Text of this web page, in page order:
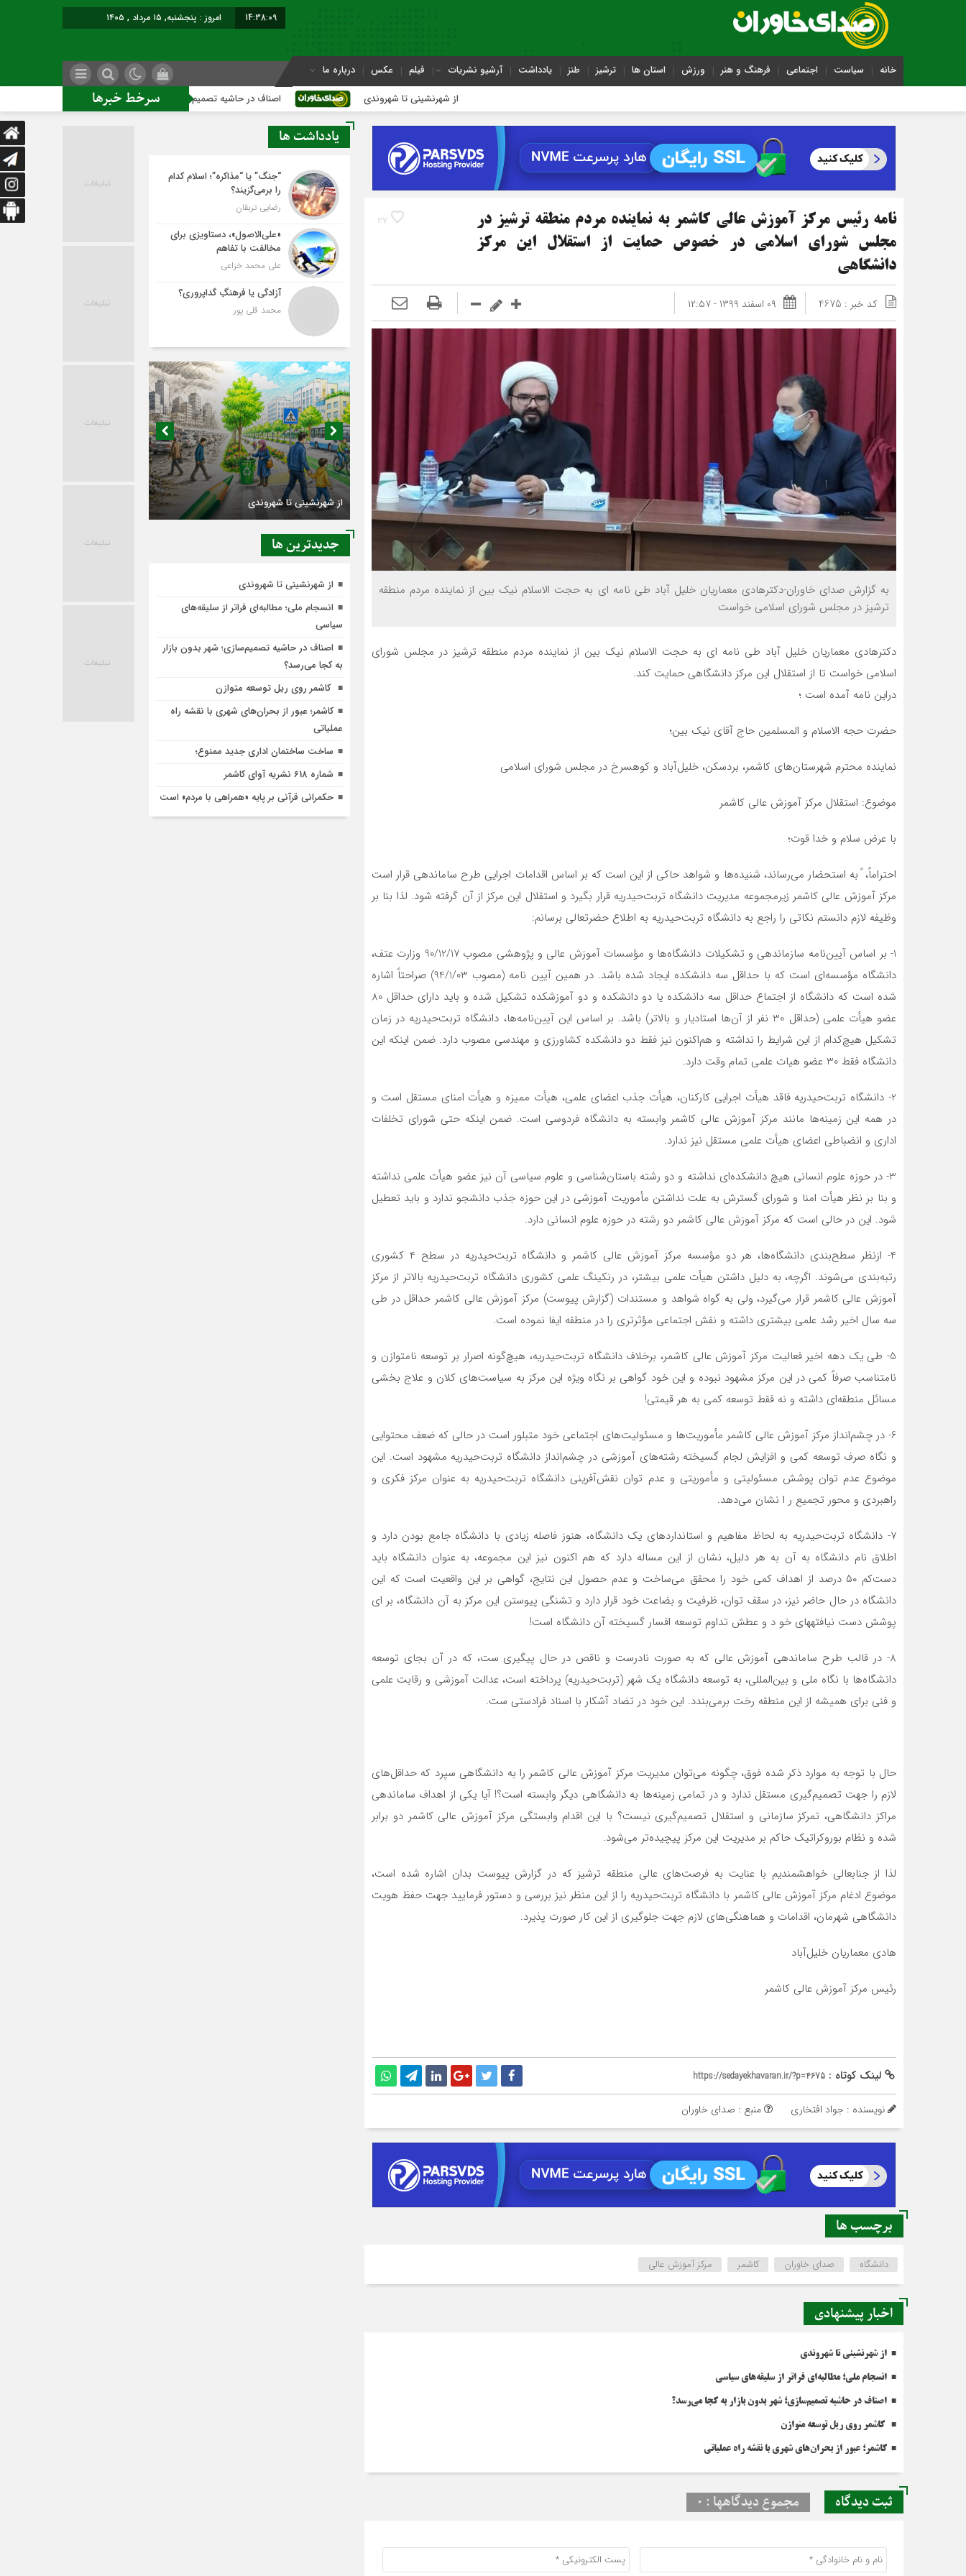
14:38:10 امروز : پنجشنبه, ۱۵ مرداد , ۱۴۰۵
خانه سیاست اجتماعی فرهنگ و هنر ورزش استان ها ترشیز طنز یادداشت آرشیو نشریات فیلم عکس درباره ما
سرخط خبرها از شهرنشینی تا شهروندی اصناف در حاشیه تصمیم‌سازی؛ شهر بدون بازار به کجا می‌رسد؟
27
نامه رئیس مرکز آموزش عالی کاشمر به نماینده مردم منطقه ترشیز در
مجلس شورای اسلامی در خصوص حمایت از استقلال این مرکز
دانشگاهی
کد خبر : 4675 ۰۹ اسفند ۱۳۹۹ - ۱۲:۵۷
به گزارش صدای خاوران-دکترهادی معماریان خلیل آباد طی نامه ای به حجت الاسلام نیک بین از نماینده مردم منطقه
ترشیز در مجلس شورای اسلامی خواست
دکترهادی معماریان خلیل آباد طی نامه ای به حجت الاسلام نیک بین از نماینده مردم منطقه ترشیز در مجلس شورای
اسلامی خواست تا از استقلال این مرکز دانشگاهی حمایت کند.
دراین نامه آمده است ؛
حضرت حجه الاسلام و المسلمين حاج آقاي نيك بين؛
نماينده محترم شهرستان‌های كاشمر، بردسكن، خلیل‌آباد و كوهسرخ در مجلس شوراي اسلامي
موضوع: استقلال مركز آموزش عالي كاشمر
با عرض سلام و خدا قوت؛
احتراماً، ً به استحضار می‌رساند، شنیده‌ها و شواهد حاكي از این است كه بر اساس اقدامات اجرايي طرح ساماندهي قرار است
مركز آموزش عالي كاشمر زيرمجموعه مديريت دانشگاه تربت‌حیدریه قرار بگيرد و استقلال اين مركز از آن گرفته شود. لذا بنا بر
وظيفه لازم دانستم نكاتي را راجع به دانشگاه تربت‌حیدریه به اطلاع حضرتعالي برسانم:
1- بر اساس آیین‌نامه سازماندهي و تشكيلات دانشگاه‌ها و مؤسسات آموزش عالي و پژوهشي مصوب 90/12/17 وزارت عتف،
دانشگاه مؤسسه‌ای است كه با حداقل سه دانشكده ايجاد شده باشد. در همين آيين نامه (مصوب 94/1/03) صراحتاً اشاره
شده است كه دانشگاه از اجتماع حداقل سه دانشكده يا دو دانشكده و دو آموزشكده تشكيل شده و بايد داراي حداقل 80
عضو هيأت علمي (حداقل 30 نفر از آن‌ها استاديار و بالاتر) باشد. بر اساس اين آیین‌نامه‌ها، دانشگاه تربت‌حیدریه در زمان
تشكيل هیچ‌کدام از اين شرايط را نداشته و هم‌اکنون نيز فقط دو دانشكده كشاورزي و مهندسي مصوب دارد. ضمن اينكه اين
دانشگاه فقط 30 عضو هيات علمي تمام وقت دارد.
2- دانشگاه تربت‌حیدریه فاقد هيأت اجرايي كاركنان، هيأت جذب اعضاي علمي، هيأت مميزه و هيأت امناي مستقل است و
در همه اين زمینه‌ها مانند مركز آموزش عالي كاشمر وابسته به دانشگاه فردوسي است. ضمن اينكه حتي شوراي تخلفات
اداري و انضباطي اعضاي هيأت علمي مستقل نيز ندارد.
3- در حوزه علوم انساني هيچ دانشکده‌ای نداشته و دو رشته باستان‌شناسی و علوم سياسي آن نيز عضو هيأت علمي نداشته
و بنا بر نظر هيأت امنا و شوراي گسترش به علت نداشتن مأموريت آموزشي در اين حوزه جذب دانشجو ندارد و بايد تعطيل
شود. اين در حالی است كه مركز آموزش عالي كاشمر دو رشته در حوزه علوم انساني دارد.
4- ازنظر سطح‌بندی دانشگاه‌ها، هر دو مؤسسه مركز آموزش عالي كاشمر و دانشگاه تربت‌حیدریه در سطح 4 كشوري
رتبه‌بندی می‌شوند. اگرچه، به دليل داشتن هيأت علمي بيشتر، در رنكينگ علمي كشوري دانشگاه تربت‌حیدریه بالاتر از مركز
آموزش عالي كاشمر قرار می‌گیرد، ولي به گواه شواهد و مستندات (گزارش پيوست) مركز آموزش عالي كاشمر حداقل در طي
سه سال اخير رشد علمي بيشتري داشته و نقش اجتماعي مؤثرتري را در منطقه ايفا نموده است.
5- طي يك دهه اخير فعاليت مركز آموزش عالي كاشمر، برخلاف دانشگاه تربت‌حیدریه، هیچ‌گونه اصرار بر توسعه نامتوازن و
نامتناسب صرفاً كمي در اين مركز مشهود نبوده و اين خود گواهي بر نگاه ويژه اين مركز به سیاست‌های كلان و علاج بخشي
مسائل منطقه‌ای داشته و نه فقط توسعه كمي به هر قيمتي!
6- در چشم‌انداز مركز آموزش عالي كاشمر مأموریت‌ها و مسئولیت‌های اجتماعي خود متبلور است در حالی که ضعف محتوايي
و نگاه صرف توسعه كمي و افزايش لجام گسيخته رشته‌های آموزشي در چشم‌انداز دانشگاه تربت‌حیدریه مشهود است. اين
موضوع عدم توان پوشش مسئوليتي و مأموریتی و عدم توان نقش‌آفرینی دانشگاه تربت‌حیدریه به عنوان مركز فكري و
راهبردي و محور تجميع ر ا نشان می‌دهد.
7- دانشگاه تربت‌حیدریه به لحاظ مفاهيم و استانداردهاي يك دانشگاه، هنوز فاصله زيادي با دانشگاه جامع بودن دارد و
اطلاق نام دانشگاه به آن به هر دليل، نشان از اين مساله دارد كه هم اكنون نيز اين مجموعه، به عنوان دانشگاه بايد
دست‌کم ٥٠ درصد از اهداف كمي خود را محقق می‌ساخت و عدم حصول اين نتايج، گواهي بر اين واقعيت است كه اين
دانشگاه در حال حاضر نيز، در سقف توان، ظرفيت و بضاعت خود قرار دارد و تشنگي پيوستن اين مركز به آن دانشگاه، بر اي
پوشش دست نيافته‎هاي خو د و عطش تداوم توسعه افسار گسيخته آن دانشگاه است!
8- در قالب طرح ساماندهي آموزش عالي كه به صورت نادرست و ناقص در حال پيگيري ست، كه در آن بجاي توسعه
دانشگاه‌ها با نگاه ملي و بین‌المللی، به توسعه دانشگاه يك شهر (تربت‌حیدریه) پرداخته است، عدالت آموزشي و رقابت علمي
و فني براي هميشه از اين منطقه رخت برمی‌بندد. اين خود در تضاد آشكار با اسناد فرادستي ست.
حال با توجه به موارد ذكر شده فوق، چگونه می‌توان مديريت مركز آموزش عالي كاشمر را به دانشگاهي سپرد كه حداقل‌های
لازم را جهت تصمیم‌گیری مستقل ندارد و در تمامي زمینه‌ها به دانشگاهي ديگر وابسته است؟! آيا يكي از اهداف ساماندهي
مراكز دانشگاهي، تمركز سازماني و استقلال تصمیم‌گیری نيست؟ با اين اقدام وابستگي مركز آموزش عالي كاشمر دو برابر
شده و نظام بوروکراتیک حاكم بر مديريت اين مركز پیچیده‌تر می‌شود.
لذا از جنابعالي خواهشمنديم با عنايت به فرصت‌های عالي منطقه ترشيز كه در گزارش پيوست بدان اشاره شده است،
موضوع ادغام مركز آموزش عالي كاشمر با دانشگاه تربت‌حیدریه را از اين منظر نيز بررسي و دستور فرماييد جهت حفظ هويت
دانشگاهي شهرمان، اقدامات و هماهنگی‌های لازم جهت جلوگيري از اين كار صورت پذيرد.
هادي معماريان خلیل‌آباد
رئيس مركز آموزش عالي كاشمر
لینک کوتاه : https://sedayekhavaran.ir/?p=4675
نویسنده : جواد افتخاری منبع : صدای خاوران
برچسب ها
دانشگاه صدای خاوران کاشمر مرکز آموزش عالی
اخبار پیشنهادی
از شهرنشینی تا شهروندی
انسجام ملی؛ مطالبه‌ای فراتر از سلیقه‌های سیاسی
اصناف در حاشیه تصمیم‌سازی؛ شهر بدون بازار به کجا می‌رسد؟
کاشمر روی ریل توسعه متوازن
کاشمر؛ عبور از بحران‌های شهری با نقشه راه عملیاتی
ثبت دیدگاه مجموع دیدگاهها : 0
یادداشت ها
“جنگ” یا “مذاکره”؛ اسلام کدام
را برمی‌گزیند؟
رضایی تربقان
«علی‌الاصول»، دستاویزی برای
مخالفت با تفاهم
علی محمد خزاعی
آزادگی یا فرهنگِ گداپروری؟
محمد قلی پور
اصناف در حاشیه تصمیم‌سازی؛ شهر بدون بازار به
کجا می‌رسد؟
جديدترين ها
از شهرنشینی تا شهروندی
انسجام ملی؛ مطالبه‌ای فراتر از سلیقه‌های
سیاسی
اصناف در حاشیه تصمیم‌سازی؛ شهر بدون بازار
به کجا می‌رسد؟
کاشمر روی ریل توسعه متوازن
کاشمر؛ عبور از بحران‌های شهری با نقشه راه
عملیاتی
ساخت ساختمان اداری جدید ممنوع؛
شماره 618 نشریه آوای کاشمر
حکمرانی قرآنی بر پایه «همراهی با مردم» است